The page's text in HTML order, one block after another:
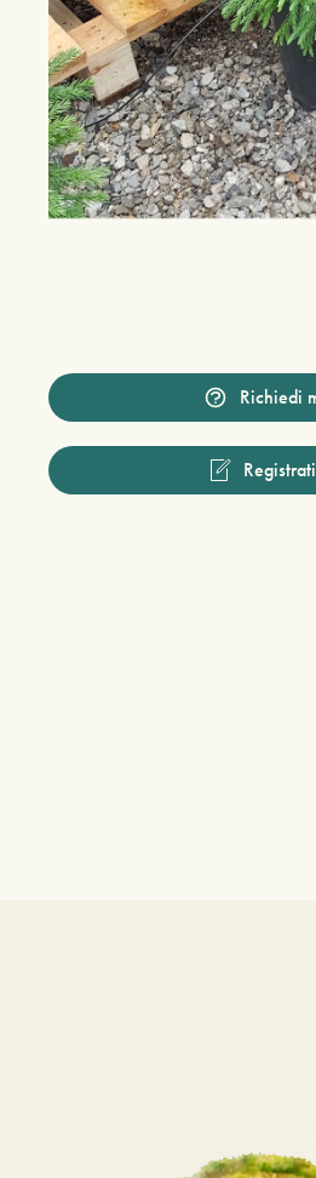
Richiedi